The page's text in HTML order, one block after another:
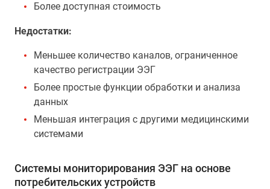
Более доступная стоимость
Недостатки:
Меньшее количество каналов, ограниченное
качество регистрации ЭЭГ
Более простые функции обработки и анализа
данных
Меньшая интеграция с другими медицинскими
системами
Системы мониторирования ЭЭГ на основе
потребительских устройств